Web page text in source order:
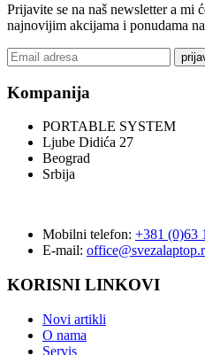
Prijavite se na naš newsletter a mi
najnovijim akcijama i ponudama
Kompanija
PORTABLE SYSTEM
Ljube Didića 27
Beograd
Srbija
Mobilni telefon: +381 (0)63
E-mail:
KORISNI LINKOVI
Novi artikli
O nama
Servis